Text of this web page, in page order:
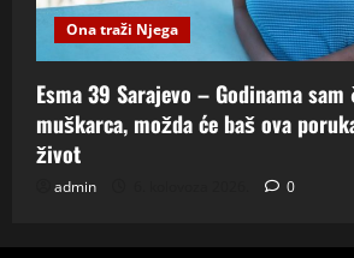
Ona traži Njega
Esma 39 Sarajevo – Godinama
muškarca, možda će baš ova
život
admin 0